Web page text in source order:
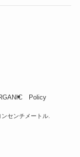
Policy
センチメートル.